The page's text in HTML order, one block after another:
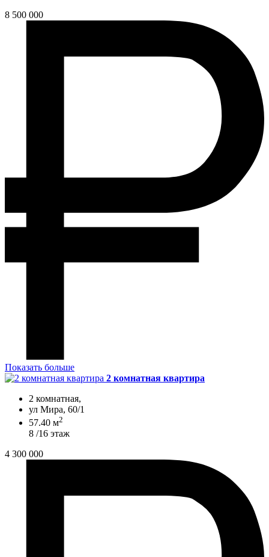
8 500 000
Показать больше
2 комнатная квартира
2 комнатная,
ул Мира, 60/1
57.40 м2
8 /16 этаж
4 300 000